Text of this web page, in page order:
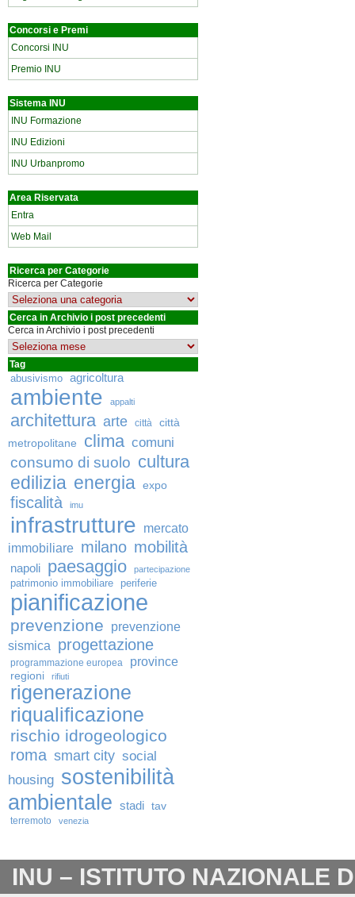
Concorsi e Premi
Concorsi INU
Premio INU
Sistema INU
INU Formazione
INU Edizioni
INU Urbanpromo
Area Riservata
Entra
Web Mail
Ricerca per Categorie
Ricerca per Categorie
Cerca in Archivio i post precedenti
Cerca in Archivio i post precedenti
Tag
abusivismo agricoltura
ambiente appalti
architettura arte città
città
metropolitane
clima comuni
consumo di suolo cultura
edilizia energia expo
fiscalità imu
infrastrutture
mercato
immobiliare milano mobilità
napoli paesaggio partecipazione
patrimonio immobiliare periferie
pianificazione
prevenzione
prevenzione
sismica
progettazione
programmazione europea province
regioni rifiuti
rigenerazione
riqualificazione
rischio idrogeologico
roma smart city social
housing sostenibilità
ambientale stadi tav
terremoto venezia
INU – ISTITUTO NAZIONALE